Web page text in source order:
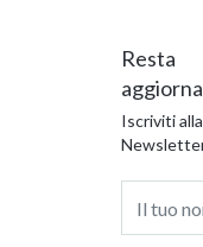
Resta
Iscriviti alla